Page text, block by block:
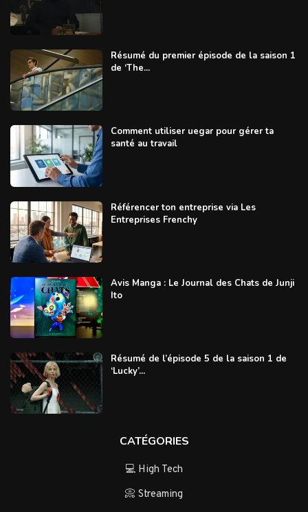
Résumé du premier épisode de la saison 1
de ‘The...
Comment utiliser uegar pour gérer ta
santé au travail
Référencer ton entreprise via Les
Entreprises Frenchy
Avis Manga : Le Journal des Chats de Junji
Ito
Résumé de l’épisode 5 de la saison 1 de
‘Lucky’...
CATÉGORIES
💻 High Tech
📀 Streaming